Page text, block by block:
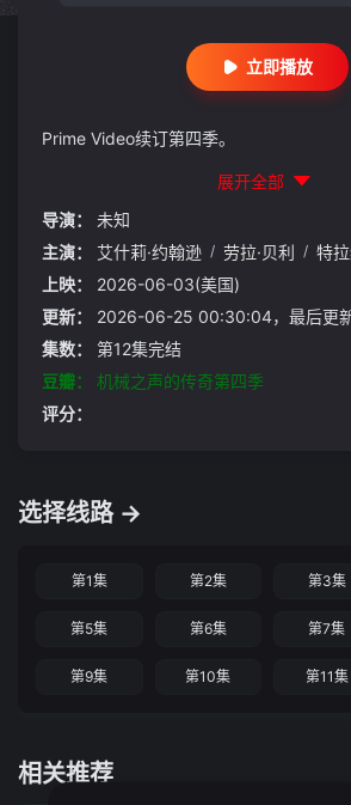
立即播放
Prime Video续订第四季。
展开全部
导演：
未知
主演：
艾什莉·约翰逊 / 劳拉·贝利 / 特
上映：
2026-06-03(美国)
更新：
2026-06-25 00:30:04，最后更
集数：
第12集完结
豆瓣：
机械之声的传奇第四季
评分：
选择线路 →
第1集 第2集 第3集
第5集 第6集 第7集
第9集 第10集 第11集
相关推荐